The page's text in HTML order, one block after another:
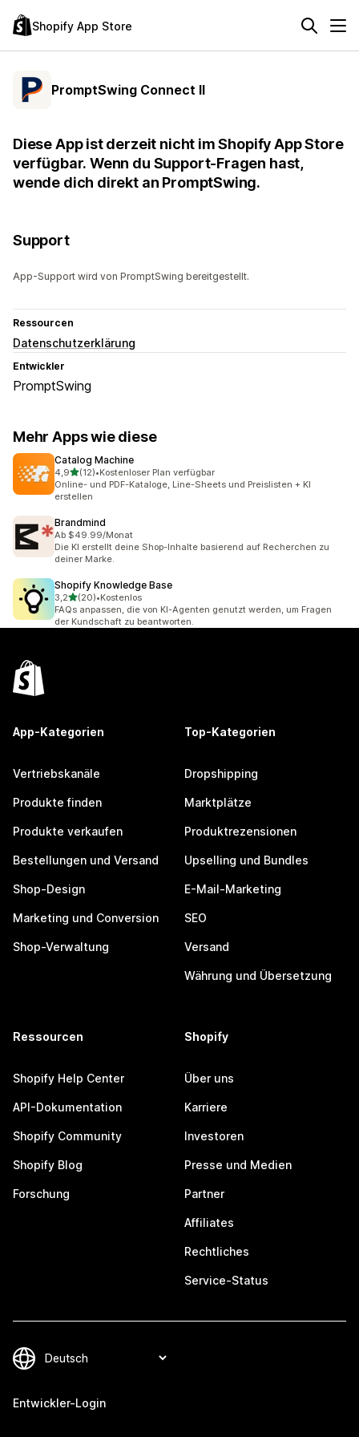
Shopify App Store
PromptSwing Connect II
Diese App ist derzeit nicht im Shopify App Store
verfügbar. Wenn du Support-Fragen hast,
wende dich direkt an PromptSwing.
Support
App-Support wird von PromptSwing bereitgestellt.
Ressourcen
Datenschutzerklärung
Entwickler
PromptSwing
Mehr Apps wie diese
Catalog Machine
4,9von 5 Sternen
(12)
12 Rezensionen insgesamt
•Kostenloser Plan verfügbar
Online- und PDF-Kataloge, Line-Sheets und Preislisten + KI
erstellen
Brandmind
Ab $49.99/Monat
Die KI erstellt deine Shop-Inhalte basierend auf Recherchen zu
deiner Marke.
Shopify Knowledge Base
3,2von 5 Sternen
(20)
20 Rezensionen insgesamt
•Kostenlos
FAQs anpassen, die von KI-Agenten genutzt werden, um Fragen
der Kundschaft zu beantworten.
App-Kategorien
Vertriebskanäle
Produkte finden
Produkte verkaufen
Bestellungen und Versand
Shop-Design
Marketing und Conversion
Shop-Verwaltung
Top-Kategorien
Dropshipping
Marktplätze
Produktrezensionen
Upselling und Bundles
E-Mail-Marketing
SEO
Versand
Währung und Übersetzung
Ressourcen
Shopify Help Center
API-Dokumentation
Shopify Community
Shopify Blog
Forschung
Shopify
Über uns
Karriere
Investoren
Presse und Medien
Partner
Affiliates
Rechtliches
Service-Status
Entwickler-Login